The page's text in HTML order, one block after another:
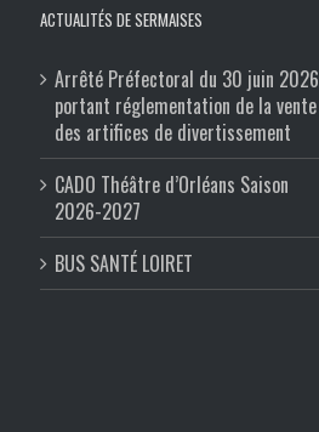
ACTUALITÉS DE SERMAISES
Arrêté Préfectoral du 30 juin 2026
portant réglementation de la vente
des artifices de divertissement
CADO Théâtre d’Orléans Saison
2026-2027
BUS SANTÉ LOIRET